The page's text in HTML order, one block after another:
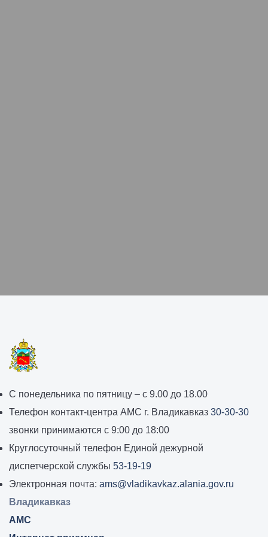
График
работы
администрации
местного
самоуправления
города
Владикавказ:
С понедельника по пятницу – с 9.00 до 18.00
Телефон контакт-центра АМС г. Владикавказ 30-30-30
звонки принимаются с 9:00 до 18:00
Круглосуточный телефон Единой дежурной
диспетчерской службы 53-19-19
Электронная почта: ams@vladikavkaz.alania.gov.ru
Владикавказ
АМС